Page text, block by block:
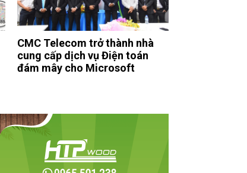
CMC Telecom trở thành nhà
cung cấp dịch vụ Điện toán
đám mây cho Microsoft